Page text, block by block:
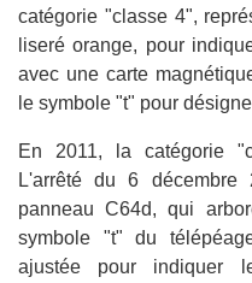
catégorie "classe 4",
liseré orange, pour
avec une carte
le symbole "t" pour
En 2011, la catégorie
L'arrêté du 6
panneau C64d, qui
symbole "t" du
ajustée pour indiquer